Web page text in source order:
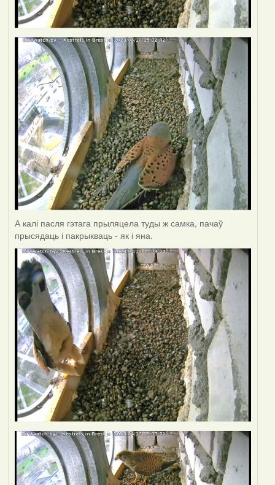
А калі пасля гэтага прыляцела туды ж самка, пачаў
прысядаць і пакрыкваць - як і яна.